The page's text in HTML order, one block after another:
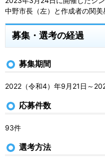
中野市長（左）と作成者の関美
募集・選考の経過
募集期間
2022（令和4）年9月21日～
応募件数
93件
選考方法